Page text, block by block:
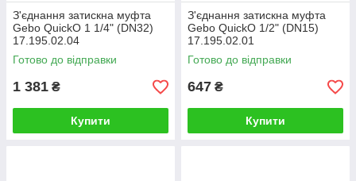
З'єднання затискна муфта
Gebo QuickO 1 1/4" (DN32)
17.195.02.04
Готово до відправки
1 381 ₴
Купити
З'єднання затискна муфта
Gebo QuickO 1/2" (DN15)
17.195.02.01
Готово до відправки
647 ₴
Купити